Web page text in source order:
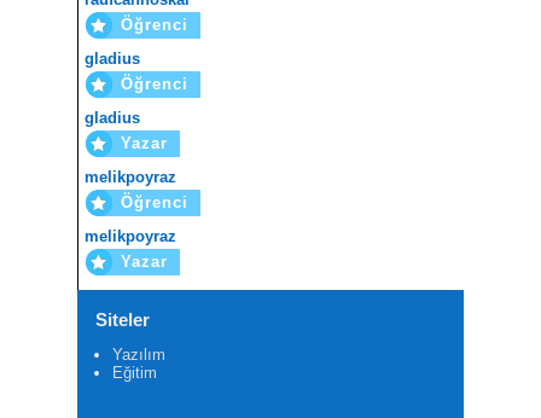
Öğrenci
gladius
Öğrenci
gladius
Yazar
melikpoyraz
Öğrenci
melikpoyraz
Yazar
Siteler
Yazılım
Eğitim